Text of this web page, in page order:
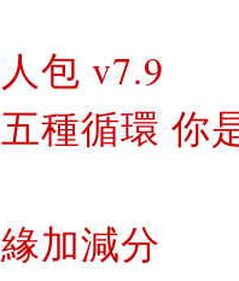
包 v7.9
種循環 你
加減分